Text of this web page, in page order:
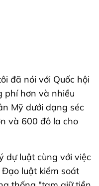
đã nói với Quốc hội
phí hơn và nhiều
Mỹ dưới dạng séc
và 600 đô la cho
dự luật cùng với việc
luật kiểm soát